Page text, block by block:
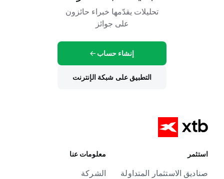
تحليلات يقدّمها خبراء حائزون
على جوائز
إنشاء حساب
التطبيق على شبكة الإنترنت
استثمر
صناديق الاستثمار المتداولة
معلومات عنا
الشركة